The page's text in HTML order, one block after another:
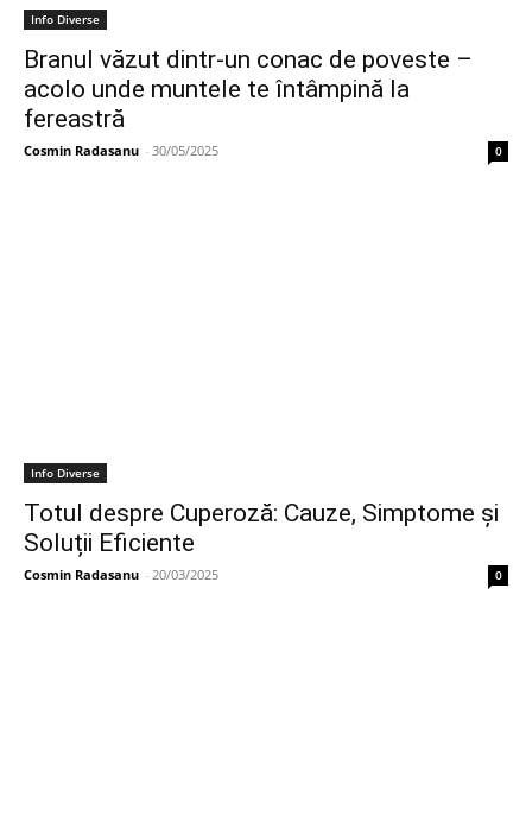
Info Diverse
Branul văzut dintr-un conac de poveste –
acolo unde muntele te întâmpină la
fereastră
Cosmin Radasanu - 30/05/2025 0
Info Diverse
Totul despre Cuperoză: Cauze, Simptome și
Soluții Eficiente
Cosmin Radasanu - 20/03/2025 0